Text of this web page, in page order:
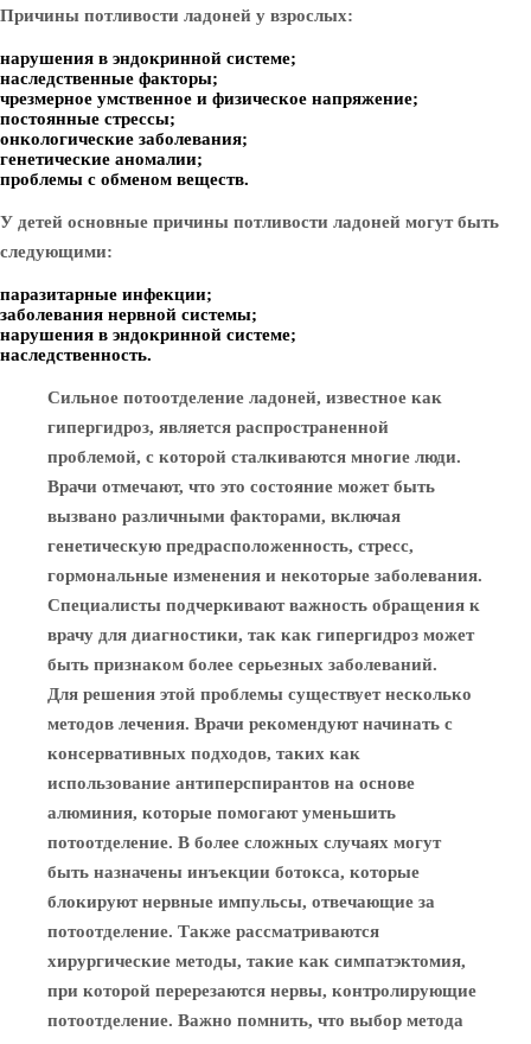
Причины потливости ладоней у взрослых:
нарушения в эндокринной системе;
наследственные факторы;
чрезмерное умственное и физическое напряжение;
постоянные стрессы;
онкологические заболевания;
генетические аномалии;
проблемы с обменом веществ.
У детей основные причины потливости ладоней могут быть
следующими:
паразитарные инфекции;
заболевания нервной системы;
нарушения в эндокринной системе;
наследственность.
Сильное потоотделение ладоней, известное как
гипергидроз, является распространенной
проблемой, с которой сталкиваются многие люди.
Врачи отмечают, что это состояние может быть
вызвано различными факторами, включая
генетическую предрасположенность, стресс,
гормональные изменения и некоторые заболевания.
Специалисты подчеркивают важность обращения к
врачу для диагностики, так как гипергидроз может
быть признаком более серьезных заболеваний.
Для решения этой проблемы существует несколько
методов лечения. Врачи рекомендуют начинать с
консервативных подходов, таких как
использование антиперспирантов на основе
алюминия, которые помогают уменьшить
потоотделение. В более сложных случаях могут
быть назначены инъекции ботокса, которые
блокируют нервные импульсы, отвечающие за
потоотделение. Также рассматриваются
хирургические методы, такие как симпатэктомия,
при которой перерезаются нервы, контролирующие
потоотделение. Важно помнить, что выбор метода